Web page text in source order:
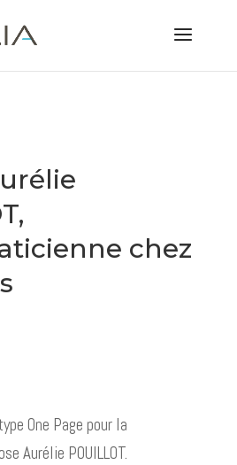
chez
One Page pour la
Aurélie POUILLOT.